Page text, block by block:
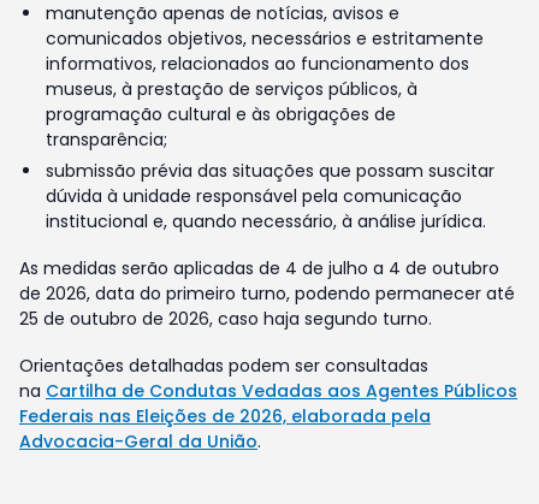
manutenção apenas de notícias, avisos e
comunicados objetivos, necessários e estritamente
informativos, relacionados ao funcionamento dos
museus, à prestação de serviços públicos, à
programação cultural e às obrigações de
transparência;
submissão prévia das situações que possam suscitar
dúvida à unidade responsável pela comunicação
institucional e, quando necessário, à análise jurídica.
As medidas serão aplicadas de 4 de julho a 4 de outubro
de 2026, data do primeiro turno, podendo permanecer até
25 de outubro de 2026, caso haja segundo turno.
Orientações detalhadas podem ser consultadas
na Cartilha de Condutas Vedadas aos Agentes Públicos
Federais nas Eleições de 2026, elaborada pela
Advocacia-Geral da União.